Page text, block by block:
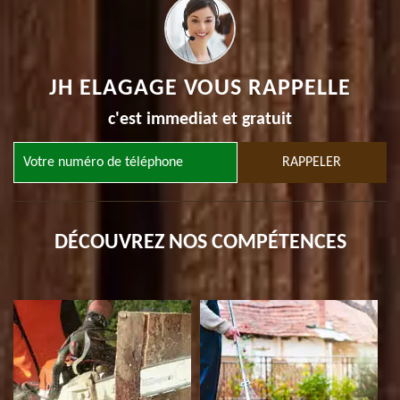
JH ELAGAGE VOUS RAPPELLE
c'est immediat et gratuit
DÉCOUVREZ NOS COMPÉTENCES